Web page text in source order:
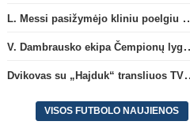
L. Messi pasižymėjo kliniu
V. Dambrausko ekipa
Dvikovas su „Hajduk“
VISOS FUTBOLO NAUJIENOS